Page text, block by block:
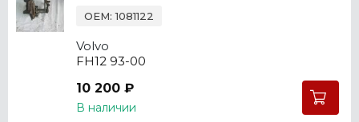
OEM: 1081122
Volvo
FH12 93-00
10 200 ₽
В наличии